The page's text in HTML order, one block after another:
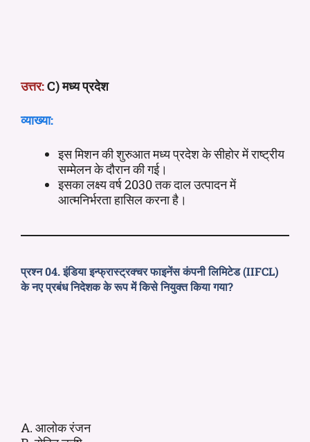
उत्तर:C) मध्य प्रदेश
व्याख्या:
इस मिशन की शुरुआत मध्य प्रदेश के सीहोर में राष्ट्रीय
सम्मेलन के दौरान की गई।
इसका लक्ष्य वर्ष 2030 तक दाल उत्पादन में
आत्मनिर्भरता हासिल करना है।
प्रश्न 04. इंडिया इन्फ्रास्ट्रक्चर फाइनेंस कंपनी लिमिटेड (IIFCL)
के नए प्रबंध निदेशक के रूप में किसे नियुक्त किया गया?
A. आलोक रंजन